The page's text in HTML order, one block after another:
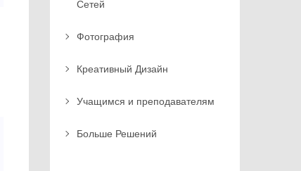
Сетей
Фотография
Креативный Дизайн
Учащимся и преподавателям
Больше Решений